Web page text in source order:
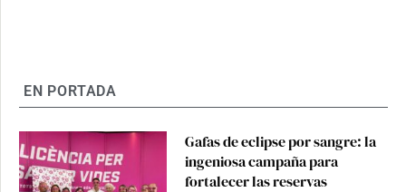
EN PORTADA
Gafas de eclipse por sangre: la
ingeniosa campaña para
fortalecer las reservas